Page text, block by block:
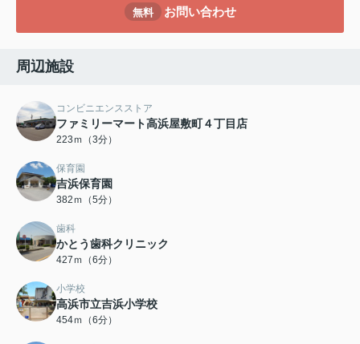
無料 お問い合わせ
周辺施設
コンビニエンスストア
ファミリーマート高浜屋敷町４丁目店
223ｍ（3分）
保育園
吉浜保育園
382ｍ（5分）
歯科
かとう歯科クリニック
427ｍ（6分）
小学校
高浜市立吉浜小学校
454ｍ（6分）